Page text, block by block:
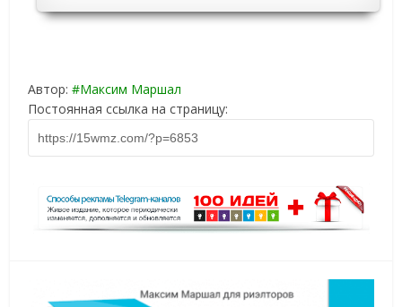
Автор: Максим Маршал
Постоянная ссылка на страницу: